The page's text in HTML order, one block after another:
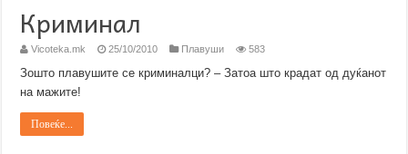
Криминал
Vicoteka.mk 25/10/2010 Плавуши 583
Зошто плавушите се криминалци? – Затоа што крадат од дуќанот
на мажите!
Повеќе...